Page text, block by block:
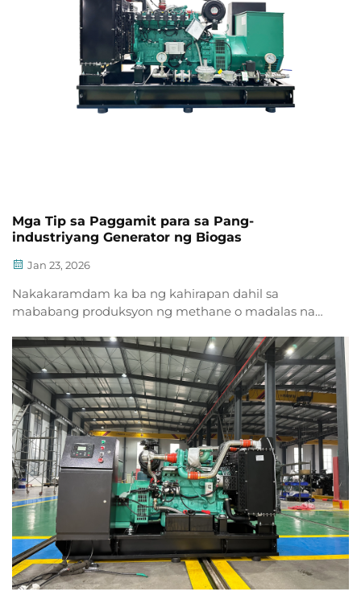
Mga Tip sa Paggamit para sa Pang-
industriyang Generator ng Biogas
Jan 23, 2026
Nakakaramdam ka ba ng kahirapan dahil sa
mababang produksyon ng methane o madalas na
pH/VFA, kontrol ng temperatura, at pangangalaga sa
makina upang mabawasan ang hindi inaasahang
pagkakabigo ng 60%. Kumuha na ng mga praktikal
na tip!